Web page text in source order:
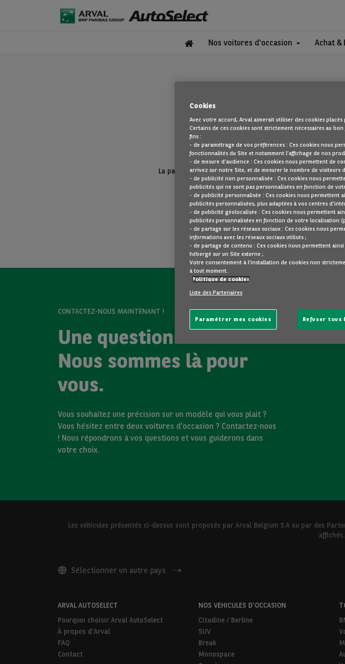
Nos voitures d'occasion Achat &
La page que vous recherchez semble introuvable.
REVENIR À NOTRE
VOIR TOUS NOS
CONTACTEZ-NOUS MAINTENANT !
Une question ?
Nous sommes là pour
vous.
Vous souhaitez une précision sur un modèle qui vous plait ?
Vous hésitez entre deux voitures d'occasion ? Contactez-nous
! Nous répondrons à vos questions et vous guiderons dans
votre choix.
Les véhicules présentés ci-dessus sont proposés par Arval Belgium S.A ou par des
affichés.
Sélectionner un autre pays
ARVAL AUTOSELECT
Pourquoi choisir Arval AutoSelect
À propos d'Arval
FAQ
Contact
NOS VEHICULES D'OCCASION
Citadine / Berline
SUV
Break
Monospace
Cookies
Avec votre accord, Arval aimerait utiliser des cookies
Certains de ces cookies sont strictement nécessaires au
fins :
- de paramétrage de vos préférences : Ces cookies nous
fonctionnalités du Site et notamment l’affichage de nos
- de mesure d’audience : Ces cookies nous permettent de
arrivez sur notre Site, et de mesurer le nombre de visiteurs
- de publicité non personnalisée : Ces cookies nous
publicités qui ne sont pas personnalisées en fonction de
- de publicité personnalisée : Ces cookies nous permettent
publicités personnalisées, plus adaptées à vos centres
- de publicité géolocalisée : Ces cookies nous permettent
publicités personnalisées en fonction de votre localisation
- de partage sur les réseaux sociaux : Ces cookies nous
informations avec les réseaux sociaux utilisés ;
- de partage de contenu : Ces cookies nous permettent
hébergé sur un Site externe ;
Votre consentement à l'installation de cookies non
à tout moment.
Politique de cookies
Liste des Partenaires
Paramétrer mes cookies Refuser tous